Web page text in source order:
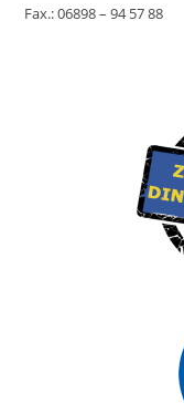
Fax.: 06898 – 94 57 88